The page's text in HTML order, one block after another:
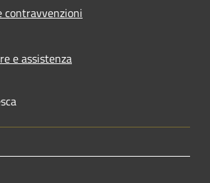
contravvenzioni
e assistenza